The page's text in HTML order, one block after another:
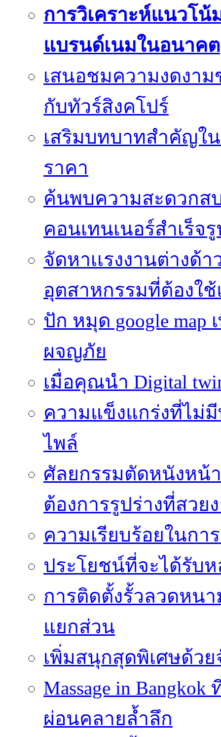
การวิเคราะห์แนวโน้
แบรนด์เนมในอนาคต
เสนอชมความงดงาม
กับทัวร์สิงคโปร์
เสริมบทบาทสำคัญใ
ราคา
ค้นพบความสะดวกส
คอนเทนเนอร์สำเร็จ
จัดหาเเรงงานต่างด้
อุตสาหกรรมที่ต้องใช้
ปัก หมุด google map
ผจญภัย
เมื่อคุณนำ Digital
ความแข็งแกร่งที่ไม่
ไพล์
ศัลยกรรมตัดหนังหน้
ต้องการรูปร่างที่สวย
ความเรียบร้อยในก
ประโยชน์ที่จะได้รับ
การติดตั้งรั้วลวดหน
แยกส่วน
เพิ่มสนุกสุดพิเศษด้ว
Massage in
ผ่อนคลายล้ำลึก